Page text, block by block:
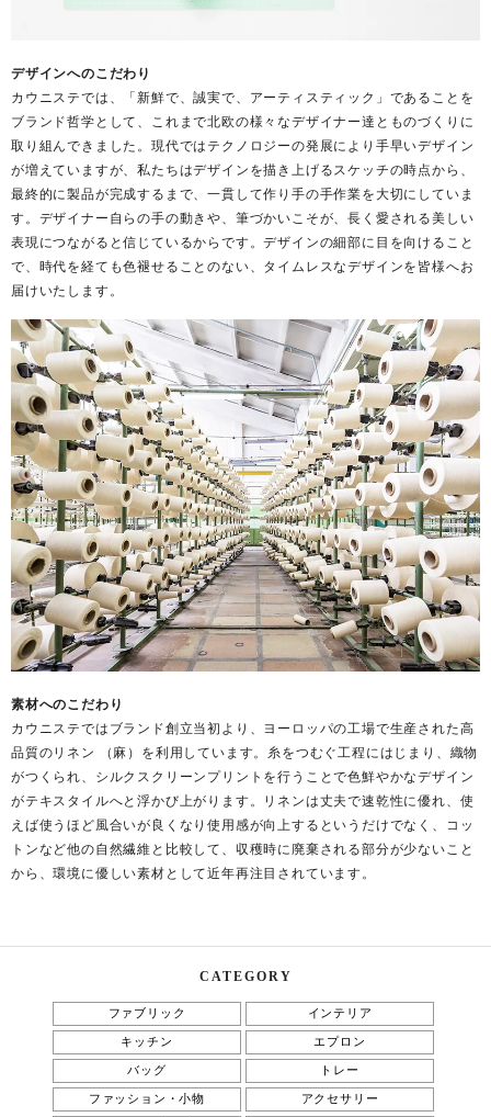
デザインへのこだわり
カウニステでは、「新鮮で、誠実で、アーティスティック」であることを
ブランド哲学として、これまで北欧の様々なデザイナー達とものづくりに
取り組んできました。現代ではテクノロジーの発展により手早いデザイン
が増えていますが、私たちはデザインを描き上げるスケッチの時点から、
最終的に製品が完成するまで、一貫して作り手の手作業を大切にしていま
す。デザイナー自らの手の動きや、筆づかいこそが、長く愛される美しい
表現につながると信じているからです。デザインの細部に目を向けること
で、時代を経ても色褪せることのない、タイムレスなデザインを皆様へお
届けいたします。
素材へのこだわり
カウニステではブランド創立当初より、ヨーロッパの工場で生産された高
品質のリネン （麻）を利用しています。糸をつむぐ工程にはじまり、織物
がつくられ、シルクスクリーンプリントを行うことで色鮮やかなデザイン
がテキスタイルへと浮かび上がります。リネンは丈夫で速乾性に優れ、使
えば使うほど風合いが良くなり使用感が向上するというだけでなく、コッ
トンなど他の自然繊維と比較して、収穫時に廃棄される部分が少ないこと
から、環境に優しい素材として近年再注目されています。
CATEGORY
ファブリック インテリア
キッチン エプロン
バッグ トレー
ファッション・小物 アクセサリー